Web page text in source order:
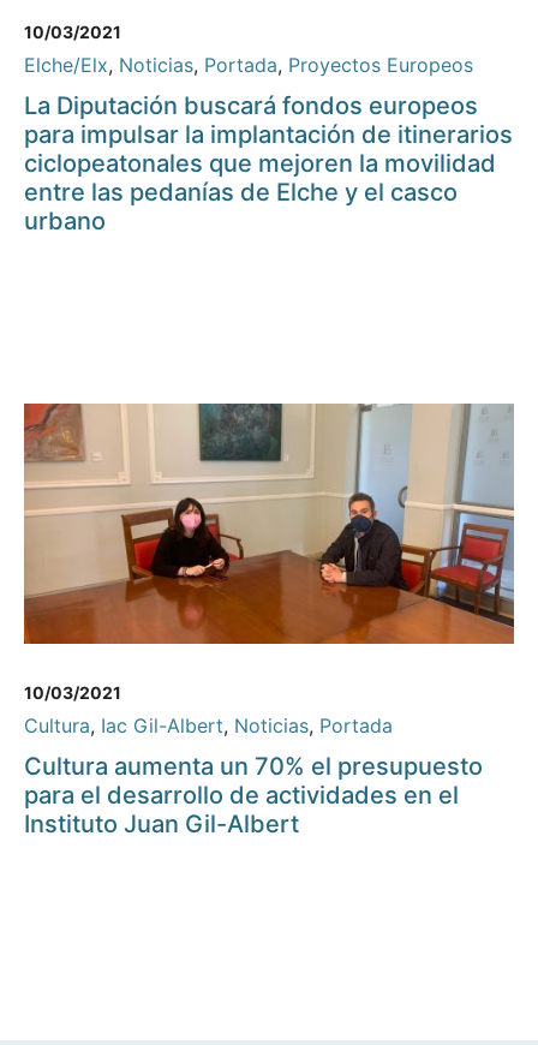
10/03/2021
Elche/Elx, Noticias, Portada, Proyectos Europeos
La Diputación buscará fondos europeos
para impulsar la implantación de itinerarios
ciclopeatonales que mejoren la movilidad
entre las pedanías de Elche y el casco
urbano
10/03/2021
Cultura, Iac Gil-Albert, Noticias, Portada
Cultura aumenta un 70% el presupuesto
para el desarrollo de actividades en el
Instituto Juan Gil-Albert